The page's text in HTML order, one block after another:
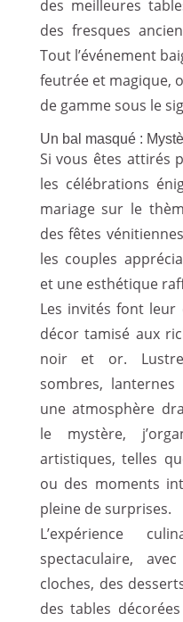
des meilleures
des fresques
Tout l’événement
feutrée et magique,
de gamme sous le
Un bal masqué :
Si vous êtes attirés
les célébrations
mariage sur le
des fêtes
les couples
et une esthétique
Les invités font leur
décor tamisé aux
noir et or.
sombres,
une atmosphère
le mystère,
artistiques, telles
ou des moments
pleine de surprises.
L’expérience
spectaculaire,
cloches, des
des tables